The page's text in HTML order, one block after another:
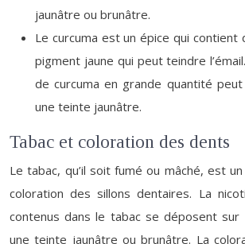
jaunâtre ou brunâtre.
Le curcuma est un épice qui contient
pigment jaune qui peut teindre
de curcuma en grande quantité
une teinte jaunâtre.
Tabac et coloration des dents
Le tabac, qu’il soit fumé ou mâché, est
coloration des sillons dentaires. La
contenus dans le tabac se déposent sur
une teinte jaunâtre ou brunâtre. La